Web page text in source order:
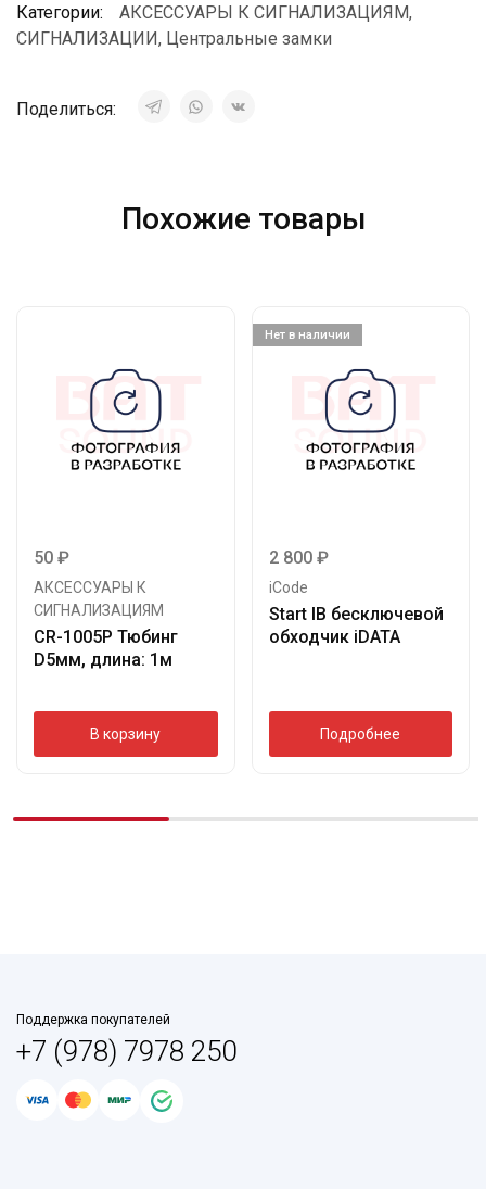
Категории:
АКСЕССУАРЫ К СИГНАЛИЗАЦИЯМ,
СИГНАЛИЗАЦИИ, Центральные замки
Поделиться:
Похожие товары
50 ₽
АКСЕССУАРЫ К
СИГНАЛИЗАЦИЯМ
CR-1005P Тюбинг
D5мм, длина: 1м
В корзину
Нет в наличии
2 800 ₽
iCode
Start IB бесключевой
обходчик iDATA
Подробнее
Поддержка покупателей
+7 (978) 7978 250